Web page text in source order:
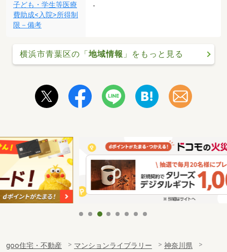
子ども・学生等医療
費助成<入院>所得制
限－備考
-
横浜市青葉区の「地域情報 」をもっと見る
goo住宅・不動産 マンションライブラリー
神奈川県